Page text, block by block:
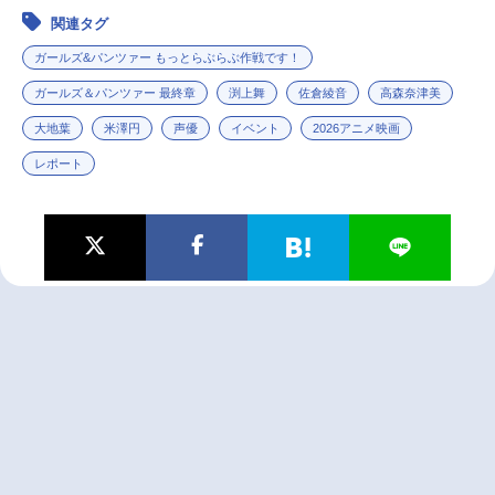
関連タグ
ガールズ&パンツァー もっとらぶらぶ作戦です！
ガールズ＆パンツァー 最終章 渕上舞 佐倉綾音 高森奈津美
大地葉 米澤円 声優 イベント 2026アニメ映画
レポート